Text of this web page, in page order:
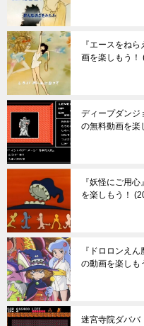
『エースをね
画を楽しもう！
ディープダンジ
の無料動画を楽
『妖怪にご用
を楽しもう！
『ドロロンえ
の動画を楽しも
迷宮寺院ダババ